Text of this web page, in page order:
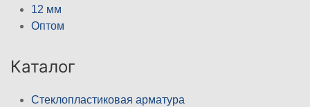
12 мм
Оптом
Каталог
Стеклопластиковая арматура